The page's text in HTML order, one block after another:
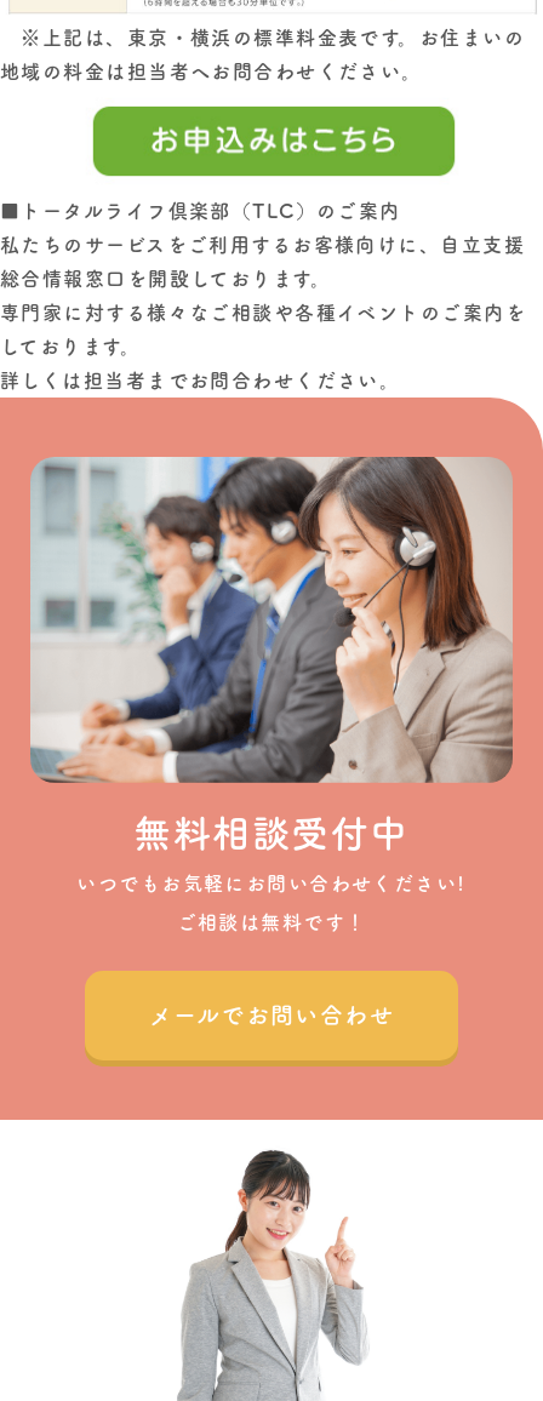
※上記は、東京・横浜の標準料金表です。お住まいの
地域の料金は担当者へお問合わせください。
■トータルライフ倶楽部（TLC）のご案内
私たちのサービスをご利用するお客様向けに、自立支援
総合情報窓口を開設しております。
専門家に対する様々なご相談や各種イベントのご案内を
しております。
詳しくは担当者までお問合わせください。
無料相談受付中
いつでもお気軽にお問い合わせください!
ご相談は無料です！
メールでお問い合わせ